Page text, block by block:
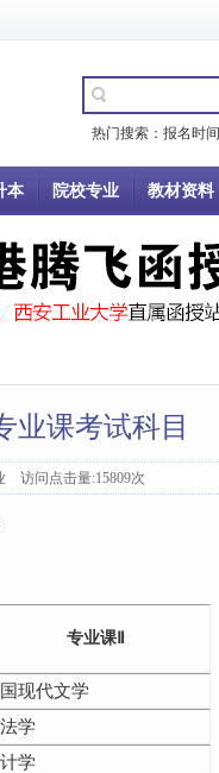
热门搜索： 报名时间
本 院校专业 教材资料
业课考试科目
访问点击量:15809次
专业课
现代文学
学
学